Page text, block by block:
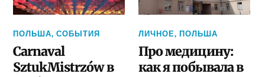
ПОЛЬША,СОБЫТИЯ
Carnaval
SztukMistrzów в
ЛИЧНОЕ,ПОЛЬША
Про медицину:
как я побывала в